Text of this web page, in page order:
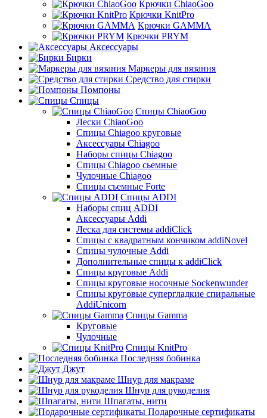
Крючки ChiaoGoo
Крючки KnitPro
Крючки GAMMA
Крючки PRYM
Аксессуары
Бирки
Маркеры для вязания
Средство для стирки
Помпоны
Спицы
Спицы ChiaoGoo
Лески ChiaoGoo
Cпицы Сhiagoo круговые
Аксессуары Chiagoo
Наборы спицы Chiagoo
Спицы Chiagoo сьемные
Чулочные Chiagoo
Спицы съемные Forte
Спицы ADDI
Наборы спиц ADDI
Аксессуары Addi
Леска для системы addiClick
Спицы с квадратным кончиком addiNovel
Спицы чулочные Addi
Дополнительные спицы к addiClick
Спицы круговые Addi
Спицы круговые носочные Sockenwunder
Спицы круговые супергладкие спиральные
AddiUnicorn
Спицы Gamma
Круговые
Чулочные
Спицы KnitPro
Последняя бобинка
Джут
Шнур для макраме
Шнур для рукоделия
Шпагаты, нити
Подарочные сертификаты